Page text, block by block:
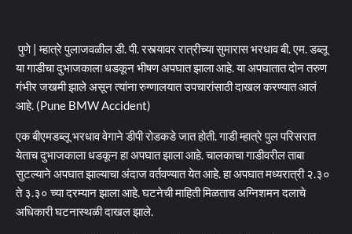
पुणे | म्हात्रे पुलाजवळील डी. पी. रस्त्यावर रात्रीच्या सुमारास भरधाव बी. एम. डब्लू
या गाडीचा दुभाजकाला धडकून भीषण अपघात झाला आहे. या अपघातात दोन तरुण
गंभीर जखमी झाले असून त्यांना रुग्णालयात उपचारांसाठी दाखल करण्यात आलं
आहे. (Pune BMW Accident)
एक बीएमडब्लू भरधाव वेगाने डीपी रोडकडे जात होती. गाडी म्हात्रे पुल परिसरात
येताच दुभाजकाला धडकून हा अपघात झाला आहे. चालकाचा गाडीवरील ताबा
सुटल्याने अपघात झाल्याचा अंदाज वर्तवण्यात येत आहे. हा अपघात मध्यरात्री २.३०
ते ३.३० च्या दरम्यान झाला आहे. घटनेची माहिती मिळताच अग्निशमन दलाचे
अधिकारी घटनास्थळी दाखल झाले.